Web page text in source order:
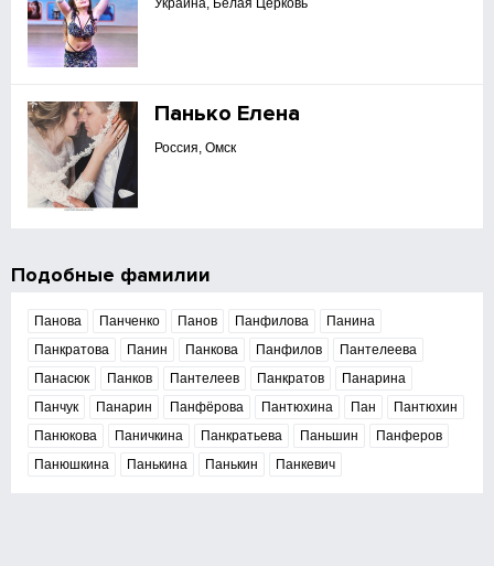
Украина, Белая Церковь
Панько Елена
Россия, Омск
Подобные фамилии
Панова Панченко Панов Панфилова
Панина
Панкратова
Панин Панкова Панфилов
Пантелеева
Панасюк
Панков Пантелеев Панкратов
Панарина
Панчук
Панарин Панфёрова Пантюхина Пан
Пантюхин
Панюкова
Паничкина Панкратьева Паньшин
Панферов
Панюшкина
Панькина Панькин Панкевич